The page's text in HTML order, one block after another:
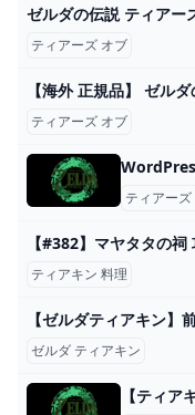
ゼルダの伝説 ティアー
ティアーズ オブ
ティアーズ オブ
ティアー
ティアキン 料理
ゼルダ ティアキン